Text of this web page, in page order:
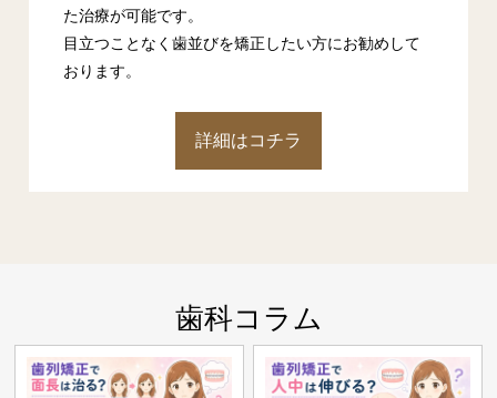
た治療が可能です。
目立つことなく歯並びを矯正したい方にお勧めして
おります。
詳細はコチラ
歯科コラム